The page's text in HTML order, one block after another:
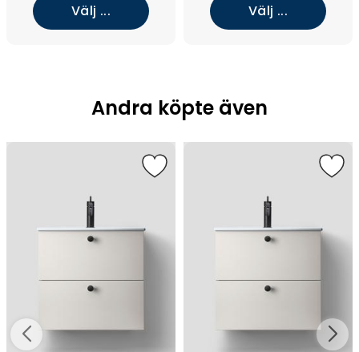
Välj ... Välj ...
Andra köpte även